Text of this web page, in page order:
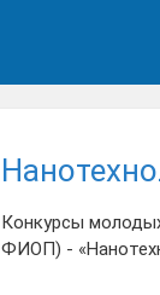
Конкурсы
ФИОП) -